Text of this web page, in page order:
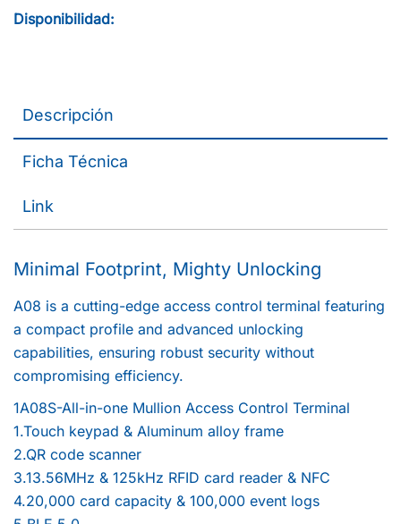
Disponibilidad:
Descripción
Ficha Técnica
Link
Minimal Footprint, Mighty Unlocking
A08 is a cutting-edge access control terminal featuring
a compact profile and advanced unlocking
capabilities, ensuring robust security without
compromising efficiency.
1A08S-All-in-one Mullion Access Control Terminal
1.Touch keypad & Aluminum alloy frame
2.QR code scanner
3.13.56MHz & 125kHz RFID card reader & NFC
4.20,000 card capacity & 100,000 event logs